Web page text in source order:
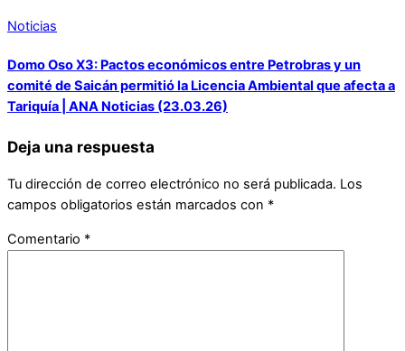
Noticias
Domo Oso X3: Pactos económicos entre Petrobras y un
comité de Saicán permitió la Licencia Ambiental que afecta a
Tariquía | ANA Noticias (23.03.26)
Deja una respuesta
Tu dirección de correo electrónico no será publicada. Los
campos obligatorios están marcados con *
Comentario *